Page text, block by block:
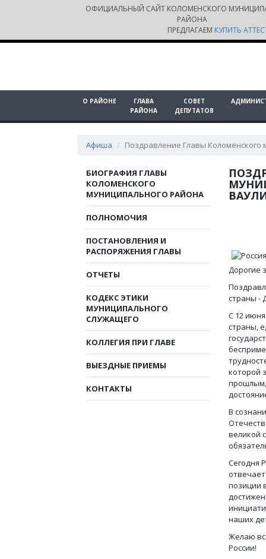
ОФИЦИАЛЬНЫЙ САЙТ КОЛОМЕНСКОГО
РАЙОНА
ПРЕДЛАГАЕМ КУПИТЬ
О РАЙОНЕ
ГЛАВА
РАЙОНА
СОВЕТ
ДЕПУТАТОВ
Афиша Поздравление Главы
БИОГРАФИЯ ГЛАВЫ
КОЛОМЕНСКОГО
МУНИЦИПАЛЬНОГО РАЙОНА
ПОЛНОМОЧИЯ
ПОСТАНОВЛЕНИЯ И
РАСПОРЯЖЕНИЯ ГЛАВЫ
ОТЧЕТЫ
КОДЕКС ЭТИКИ
МУНИЦИПАЛЬНОГО
СЛУЖАЩЕГО
КОЛЛЕГИЯ ПРИ ГЛАВЕ
ВЫЕЗДНЫЕ ПРИЕМЫ
КОНТАКТЫ
Дорогие
страны -
С 12
страны,
которой
прошлым,
В
великой
Сегодня
позиции
наших
Желаю
России!